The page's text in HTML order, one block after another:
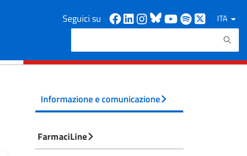
Seguici su Facebook
Linkedin
Instagram
Bluesky
Youtube
Spotify
ITA
Cerca
Informazione e comunicazione
FarmaciLine